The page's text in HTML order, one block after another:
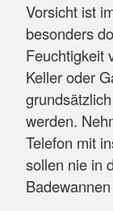
Vorsicht ist
besonders
Feuchtigkeit
Keller oder
werden.
Telefon mit
sollen nie in